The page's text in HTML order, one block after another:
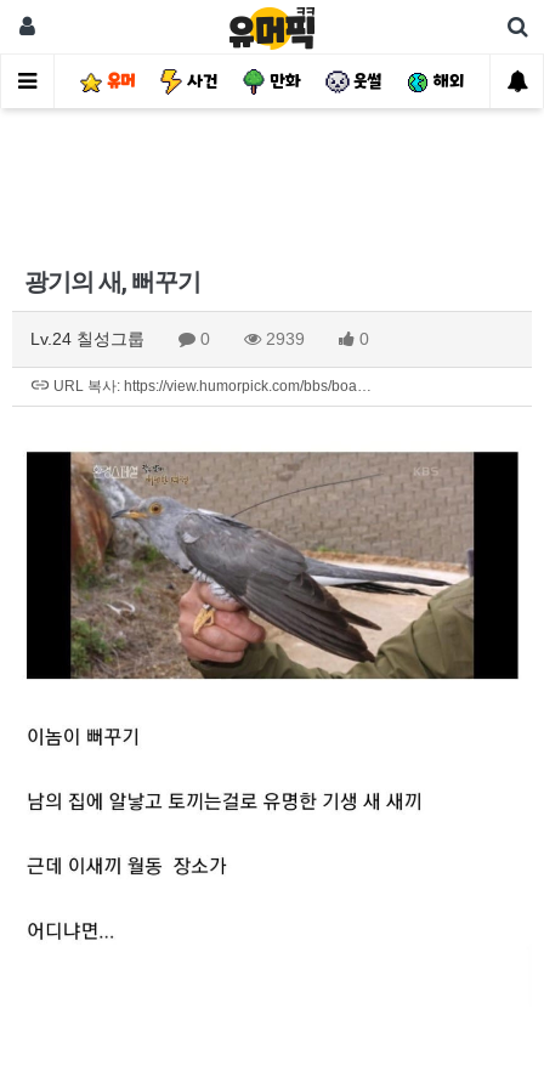
유머 사건 만화 웃썰 해외 핫
광기의 새, 뻐꾸기
Lv.24 칠성그룹 0 2939 0
URL 복사: https://view.humorpick.com/bbs/boa…